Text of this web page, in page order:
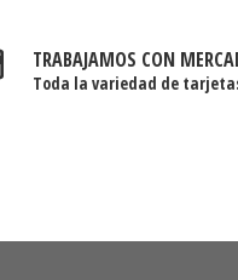
TRABAJAMOS CON
Toda la variedad de